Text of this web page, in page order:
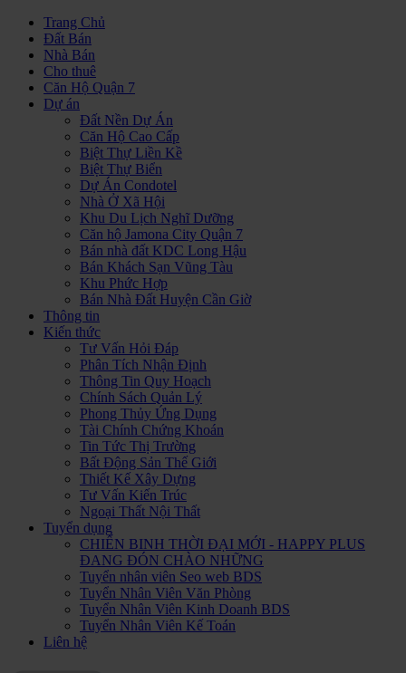
Trang Chủ
Đất Bán
Nhà Bán
Cho thuê
Căn Hộ Quận 7
Dự án
Đất Nền Dự Án
Căn Hộ Cao Cấp
Biệt Thự Liền Kề
Biệt Thự Biển
Dự Án Condotel
Nhà Ở Xã Hội
Khu Du Lịch Nghĩ Dưỡng
Căn hộ Jamona City Quận 7
Bán nhà đất KDC Long Hậu
Bán Khách Sạn Vũng Tàu
Khu Phức Hợp
Bán Nhà Đất Huyện Cần Giờ
Thông tin
Kiến thức
Tư Vấn Hỏi Đáp
Phân Tích Nhận Định
Thông Tin Quy Hoạch
Chính Sách Quản Lý
Phong Thủy Ứng Dụng
Tài Chính Chứng Khoán
Tin Tức Thị Trường
Bất Động Sản Thế Giới
Thiết Kế Xây Dựng
Tư Vấn Kiến Trúc
Ngoại Thất Nội Thất
Tuyển dụng
CHIẾN BINH THỜI ĐẠI MỚI - HAPPY PLUS
ĐANG ĐÓN CHÀO NHỮNG
Tuyển nhân viên Seo web BDS
Tuyển Nhân Viên Văn Phòng
Tuyển Nhân Viên Kinh Doanh BDS
Tuyển Nhân Viên Kế Toán
Liên hệ